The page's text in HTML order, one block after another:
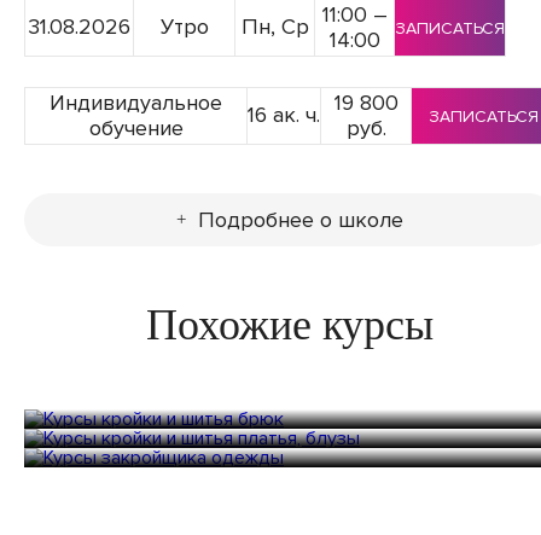
31.08.2026 Утро Пн, Ср 11:00 –
14:00
ЗАПИСАТЬСЯ
Индивидуальное
обучение
16 ак. ч. 19 800
руб.
ЗАПИСАТЬСЯ
Подробнее о школе
Похожие курсы
28 часов 32 000 руб.
Курсы кройки и шитья платья, блузы
Курсы закройщика одежды